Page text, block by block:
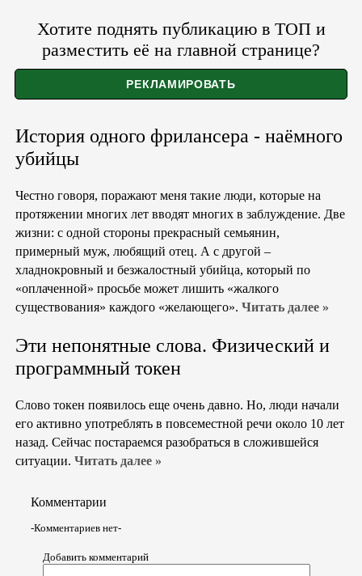
Хотите поднять публикацию в ТОП и
разместить её на главной странице?
История одного фрилансера - наёмного
убийцы
Честно говоря, поражают меня такие люди, которые на
протяжении многих лет вводят многих в заблуждение. Две
жизни: с одной стороны прекрасный семьянин,
примерный муж, любящий отец. А с другой –
хладнокровный и безжалостный убийца, который по
«оплаченной» просьбе может лишить «жалкого
существования» каждого «желающего». Читать далее »
Эти непонятные слова. Физический и
программный токен
Слово токен появилось еще очень давно. Но, люди начали
его активно употреблять в повсеместной речи около 10 лет
назад. Сейчас постараемся разобраться в сложившейся
ситуации. Читать далее »
Комментарии
-Комментариев нет-
Добавить комментарий